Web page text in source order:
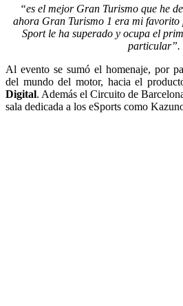
“es el mejor Gran Turismo que he
ahora Gran Turismo 1 era mi
Sport le ha superado y ocupa el
particular”.
Al evento se sumó el homenaje, por
del mundo del motor, hacia el
Digital. Además el Circuito de
sala dedicada a los eSports como